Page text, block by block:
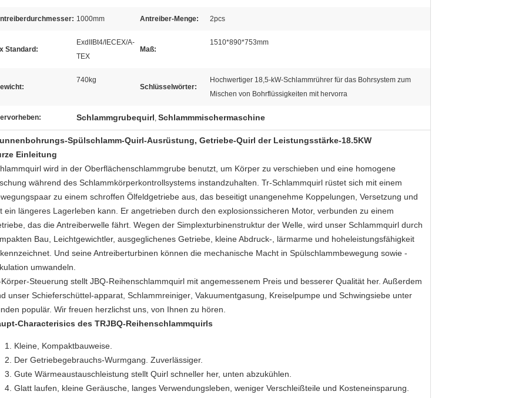
1000mm Antreiber-Menge: 2pcs
Standard:
ExdIIBt4/IECEX/A-
TEX
Maß:
1510*890*753mm
740kg
Schlüsselwörter:
Hochwertiger 18,5-kW-Schlammrührer für das Bohrsystem zum
Mischen von Bohrflüssigkeiten mit hervorra
Schlammgrubequirl, Schlammmischermaschine
Spülschlamm-Quirl-Ausrüstung, Getriebe-Quirl der Leistungsstärke-18.5KW
Einleitung
wird in der Oberflächenschlammgrube benutzt, um Körper zu verschieben und eine homogene
während des Schlammkörperkontrollsystems instandzuhalten. Tr-Schlammquirl rüstet sich mit einem
zu einem schroffen Ölfeldgetriebe aus, das beseitigt unangenehme Koppelungen, Versetzung und
ein längeres Lagerleben kann. Er angetrieben durch den explosionssicheren Motor, verbunden zu einem
das die Antreiberwelle fährt. Wegen der Simplexturbinenstruktur der Welle, wird unser Schlammquirl durch
Bau, Leichtgewichtler, ausgeglichenes Getriebe, kleine Abdruck-, lärmarme und hoheleistungsfähigkeit
Und seine Antreiberturbinen können die mechanische Macht in Spülschlammbewegung sowie -
umwandeln.
Steuerung stellt JBQ-Reihenschlammquirl mit angemessenem Preis und besserer Qualität her. Außerdem
unser Schieferschüttel-apparat Schlammreiniger Vakuumentgasung Kreiselpumpe und Schwingsiebe unter
populär. Wir freuen herzlichst uns, von Ihnen zu hören.
Characterisics des TRJBQ-Reihenschlammquirls
Kleine, Kompaktbauweise.
Der Getriebegebrauchs-Wurmgang. Zuverlässiger.
Gute Wärmeaustauschleistung stellt Quirl schneller her, unten abzukühlen.
Glatt laufen, kleine Geräusche, langes Verwendungsleben, weniger Verschleißteile und Kosteneinsparung.